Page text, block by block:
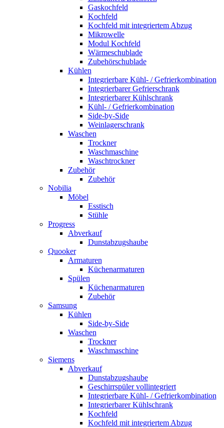
Gaskochfeld
Kochfeld
Kochfeld mit integriertem Abzug
Mikrowelle
Modul Kochfeld
Wärmeschublade
Zubehörschublade
Kühlen
Integrierbare Kühl- / Gefrierkombination
Integrierbarer Gefrierschrank
Integrierbarer Kühlschrank
Kühl- / Gefrierkombination
Side-by-Side
Weinlagerschrank
Waschen
Trockner
Waschmaschine
Waschtrockner
Zubehör
Zubehör
Nobilia
Möbel
Esstisch
Stühle
Progress
Abverkauf
Dunstabzugshaube
Quooker
Armaturen
Küchenarmaturen
Spülen
Küchenarmaturen
Zubehör
Samsung
Kühlen
Side-by-Side
Waschen
Trockner
Waschmaschine
Siemens
Abverkauf
Dunstabzugshaube
Geschirrspüler vollintegriert
Integrierbare Kühl- / Gefrierkombination
Integrierbarer Kühlschrank
Kochfeld
Kochfeld mit integriertem Abzug